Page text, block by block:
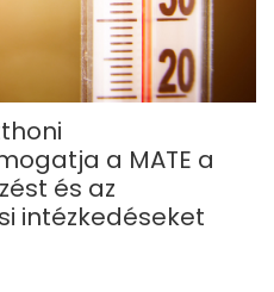
a MATE a
és az
intézkedéseket